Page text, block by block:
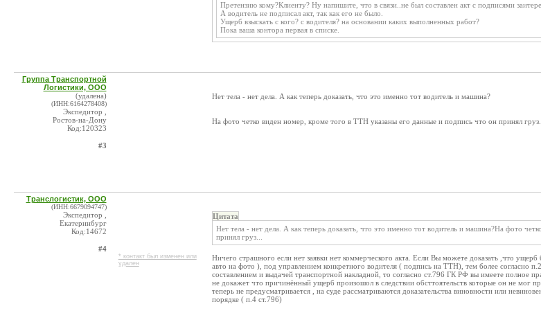
Претензию кому?Клиенту? Ну напишите, что в связи..не был составлен акт с подписями
А водитель не подписал акт, так как его не было.
Ущерб взыскать с кого? с водителя? на основании каких выполненных работ?
Пока ваша контора первая в списке.
Группа Транспортной
Логистики, ООО
(удалена)
(ИНН:6164278408)
Экспедитор ,
Ростов-на-Дону
Код:120323
#3
Нет тела - нет дела. А как теперь доказать, что это именно тот водитель и машина?
На фото четко виден номер, кроме того в ТТН указаны его данные и подпись что он принял груз...
Транслогистик, ООО
(ИНН:6679094747)
Экспедитор ,
Екатеринбург
Код:14672
#4
* контакт был изменен или
удален
Цитата
Нет тела - нет дела. А как теперь доказать, что это именно тот водитель и машина?На фото
принял груз...
Ничего страшного если нет заявки нет коммерческого акта. Если Вы можете доказать ,что
авто на фото ), под управлением конкретного водителя ( подпись на ТТН), тем более согласно
составлением и выдачей транспортной накладной, то согласно ст.796 ГК РФ вы имеете полное
не докажет что причинённый ущерб произошол в следствии обсттоятельств которые он не мог
теперь не предусматривается , на суде рассматриваются доказательства виновности или
порядке ( п.4 ст.796)